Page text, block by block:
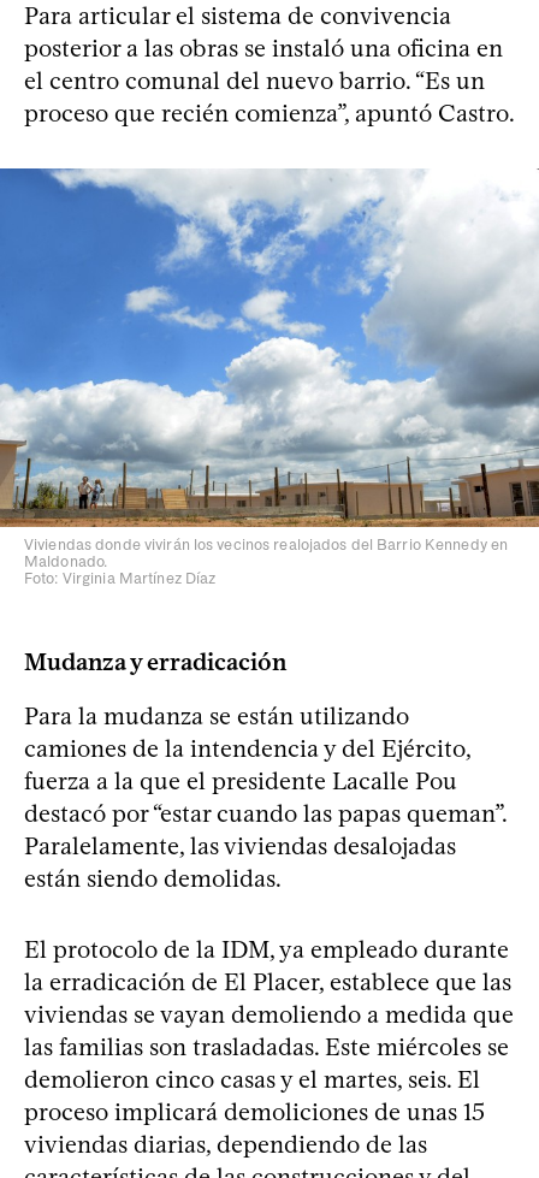
Para articular el sistema de convivencia
posterior a las obras se instaló una oficina en
el centro comunal del nuevo barrio. “Es un
proceso que recién comienza”, apuntó Castro.
Viviendas donde vivirán los vecinos realojados del Barrio Kennedy en
Maldonado.
Foto: Virginia Martínez Díaz
Mudanza y erradicación
Para la mudanza se están utilizando
camiones de la intendencia y del Ejército,
fuerza a la que el presidente Lacalle Pou
destacó por “estar cuando las papas queman”.
Paralelamente, las viviendas desalojadas
están siendo demolidas.
El protocolo de la IDM, ya empleado durante
la erradicación de El Placer, establece que las
viviendas se vayan demoliendo a medida que
las familias son trasladadas. Este miércoles se
demolieron cinco casas y el martes, seis. El
proceso implicará demoliciones de unas 15
viviendas diarias, dependiendo de las